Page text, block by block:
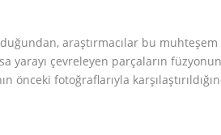
araştırmacılar bu
yarayı çevreleyen parçaların
önceki fotoğraflarıyla